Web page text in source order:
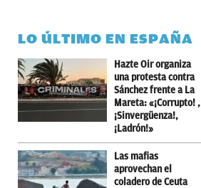
LO ÚLTIMO EN ESPAÑA
Hazte Oir organiza
una protesta contra
Sánchez frente a La
Mareta: «¡Corrupto! ,
¡Sinvergüenza!,
¡Ladrón!»
Las mafias
aprovechan el
coladero de Ceuta